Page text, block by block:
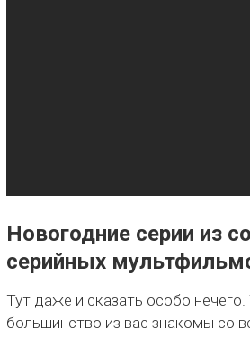
Новогодние серии из
серийных
Тут даже и сказать особо нечего.
большинство из вас знакомы со